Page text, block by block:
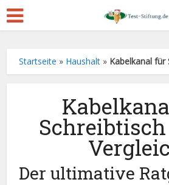
Startseite » Haushalt » Kabelkanal für
Der ultimative